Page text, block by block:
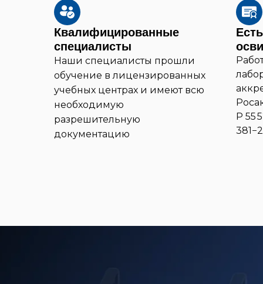
Квалифицированные
специалисты
Наши специалисты прошли
обучение в лицензированных
учебных центрах и имеют всю
необходимую
разрешительную
документацию
Р 55